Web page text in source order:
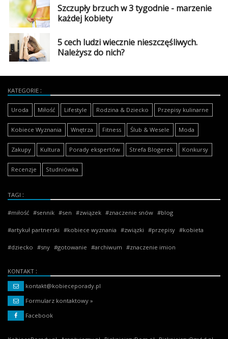
artykuł
Szczupły brzuch w 3 tygodnie - marzenie
każdej kobiety
5 cech ludzi wiecznie nieszczęśliwych.
Należysz do nich?
KATEGORIE
Uroda Miłość Lifestyle Rodzina & Dziecko Przepisy kulinarne
Kobiece Wyznania Wnętrza Fitness Ślub & Wesele Moda
Zakupy Kultura Porady ekspertów Strefa Blogerek Konkursy
Recenzje Studniówka
TAGI
miłość sennik sen związek znaczenie snów blog
artykuł partnerski kobiece wyznania związki przepisy kobieta
dziecko sny gotowanie archiwum znaczenie imion
KONTAKT
kontakt@kobieceporady.pl
Formularz kontaktowy »
Facebook